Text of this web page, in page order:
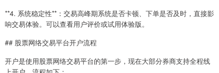
**4. 系统稳定性**：交易高峰期系统是否卡顿、下单是否及时，直接影
响交易体验。可以查看用户评价或试用体验版。
## 股票网络交易平台开户流程
开户是使用股票网络交易平台的第一步，现在大部分券商支持全程线